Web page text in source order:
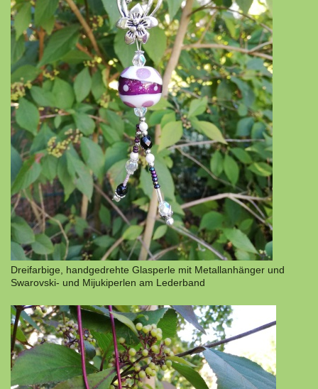
Dreifarbige, handgedrehte Glasperle mit Metallanhänger und
Swarovski- und Mijukiperlen am Lederband